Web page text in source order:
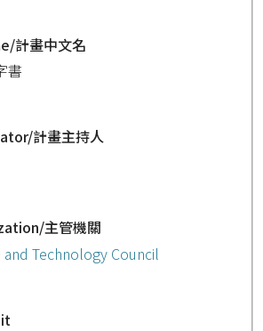
計畫中文名
書
計畫主持人
主管機關
and Technology Council